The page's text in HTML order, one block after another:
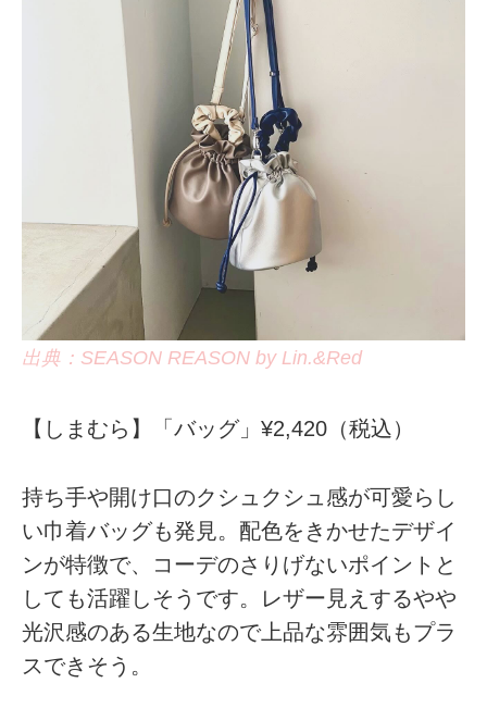
出典：SEASON REASON by Lin.&Red
【しまむら】「バッグ」¥2,420（税込）
持ち手や開け口のクシュクシュ感が可愛らし
い巾着バッグも発見。配色をきかせたデザイ
ンが特徴で、コーデのさりげないポイントと
しても活躍しそうです。レザー見えするやや
光沢感のある生地なので上品な雰囲気もプラ
スできそう。